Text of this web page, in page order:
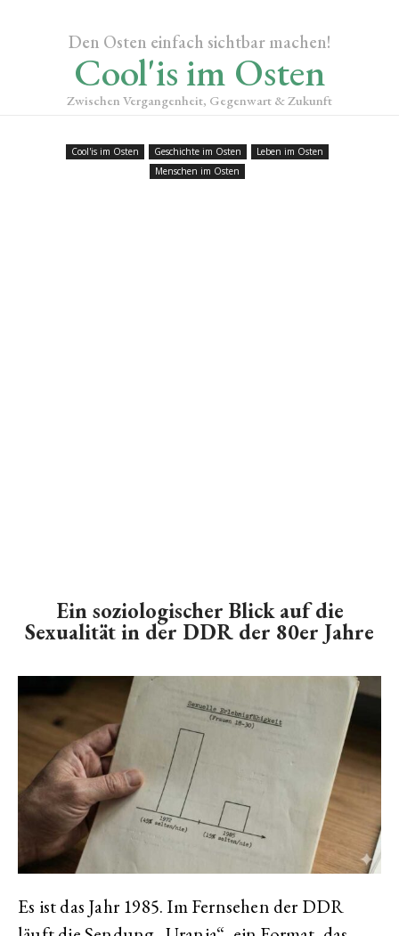
Den Osten einfach sichtbar machen!
Cool'is im Osten
Zwischen Vergangenheit, Gegenwart & Zukunft
Cool'is im Osten Geschichte im Osten
Leben im Osten
Menschen im Osten
Ein soziologischer Blick auf die
Sexualität in der DDR der 80er Jahre
Es ist das Jahr 1985. Im Fernsehen der DDR